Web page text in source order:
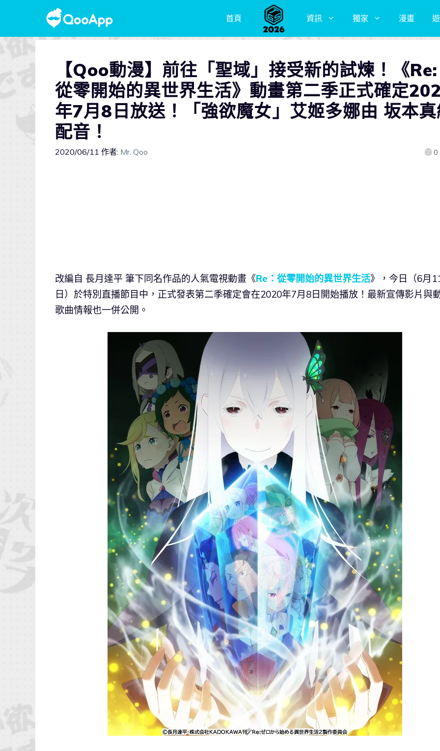
首頁 資訊 獨家 漫畫
【Qoo動漫】前往「聖域」接受新的試煉！《Re:
從零開始的異世界生活》動畫第二季正式確定
年7月8日放送！「強欲魔女」艾姬多娜由 坂本
配音！
2020/06/11 作者: Mr. Qoo 0
改編自 長月達平 筆下同名作品的人氣電視動畫《Re：從零開始的異世界生活》，今日（6月
日）於特別直播節目中，正式發表第二季確定會在2020年7月8日開始播放！最新宣傳影片與
歌曲情報也一併公開。